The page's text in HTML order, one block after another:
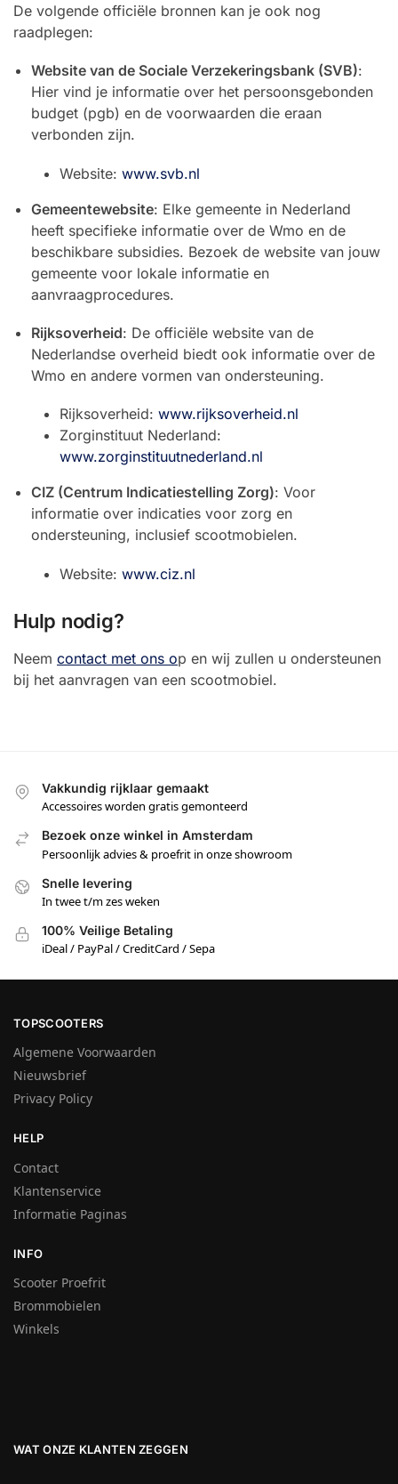
De volgende officiële bronnen kan je ook nog
raadplegen:
Website van de Sociale Verzekeringsbank (SVB):
Hier vind je informatie over het persoonsgebonden
budget (pgb) en de voorwaarden die eraan
verbonden zijn.
Website: www.svb.nl
Gemeentewebsite: Elke gemeente in Nederland
heeft specifieke informatie over de Wmo en de
beschikbare subsidies. Bezoek de website van jouw
gemeente voor lokale informatie en
aanvraagprocedures.
Rijksoverheid: De officiële website van de
Nederlandse overheid biedt ook informatie over de
Wmo en andere vormen van ondersteuning.
Rijksoverheid: www.rijksoverheid.nl
Zorginstituut Nederland:
www.zorginstituutnederland.nl
CIZ (Centrum Indicatiestelling Zorg): Voor
informatie over indicaties voor zorg en
ondersteuning, inclusief scootmobielen.
Website: www.ciz.nl
Hulp nodig?
Neem contact met ons op en wij zullen u ondersteunen
bij het aanvragen van een scootmobiel.
Vakkundig rijklaar gemaakt
Accessoires worden gratis gemonteerd
Bezoek onze winkel in Amsterdam
Persoonlijk advies & proefrit in onze showroom
Snelle levering
In twee t/m zes weken
100% Veilige Betaling
iDeal / PayPal / CreditCard / Sepa
TOPSCOOTERS
Algemene Voorwaarden
Nieuwsbrief
Privacy Policy
HELP
Contact
Klantenservice
Informatie Paginas
INFO
Scooter Proefrit
Brommobielen
Winkels
WAT ONZE KLANTEN ZEGGEN